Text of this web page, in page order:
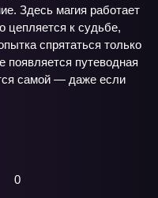
0
Здесь магия работает
цепляется к судьбе,
спрятаться только
появляется путеводная
самой — даже если